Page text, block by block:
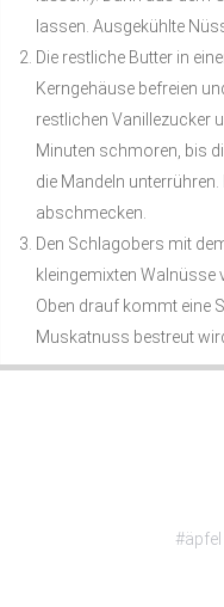
lassen. Ausgekühlte
Die restliche Butter in
Kerngehäuse befreien
restlichen Vanillezucker
Minuten schmoren, bis
die Mandeln
abschmecken.
Den Schlagobers mit
kleingemixten Walnüsse
Oben drauf kommt eine
Muskatnuss bestreut
#äpfel